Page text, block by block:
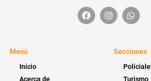
Inicio
Policiales